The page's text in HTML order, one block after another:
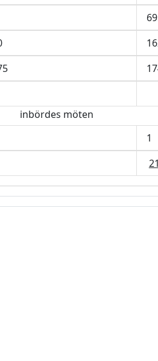
inbördes möten
1